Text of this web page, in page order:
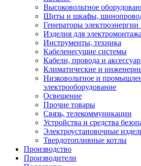
Высоковольтное
Щиты и шкафы,
Генераторы
Изделия для электромонтажа
Инструменты, техника
Кабеленесущие системы
Кабели, провода и
Климатические и
Низковольтное и
электрооборудование
Освещение
Прочие товары
Связь, телекоммуникации
Устройства и средства
Электроустановочные
Твердотопливные котлы
Производство
Производители